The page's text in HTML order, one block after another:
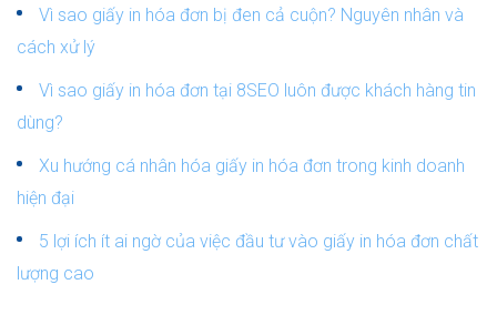
Vì sao giấy in hóa đơn bị đen cả cuộn? Nguyên nhân và
cách xử lý
Vì sao giấy in hóa đơn tại 8SEO luôn được khách hàng tin
dùng?
Xu hướng cá nhân hóa giấy in hóa đơn trong kinh doanh
hiện đại
5 lợi ích ít ai ngờ của việc đầu tư vào giấy in hóa đơn chất
lượng cao